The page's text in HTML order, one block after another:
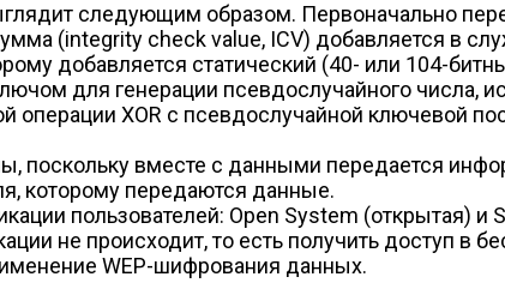
следующим образом. Первоначально
(integrity check value, ICV) добавляется в
добавляется статический (40- или 104-
для генерации псевдослучайного числа,
XOR с псевдослучайной ключевой
вместе с данными передается
которому передаются данные.
пользователей: Open System (открытая)
не происходит, то есть получить доступ в
WEP-шифрования данных.